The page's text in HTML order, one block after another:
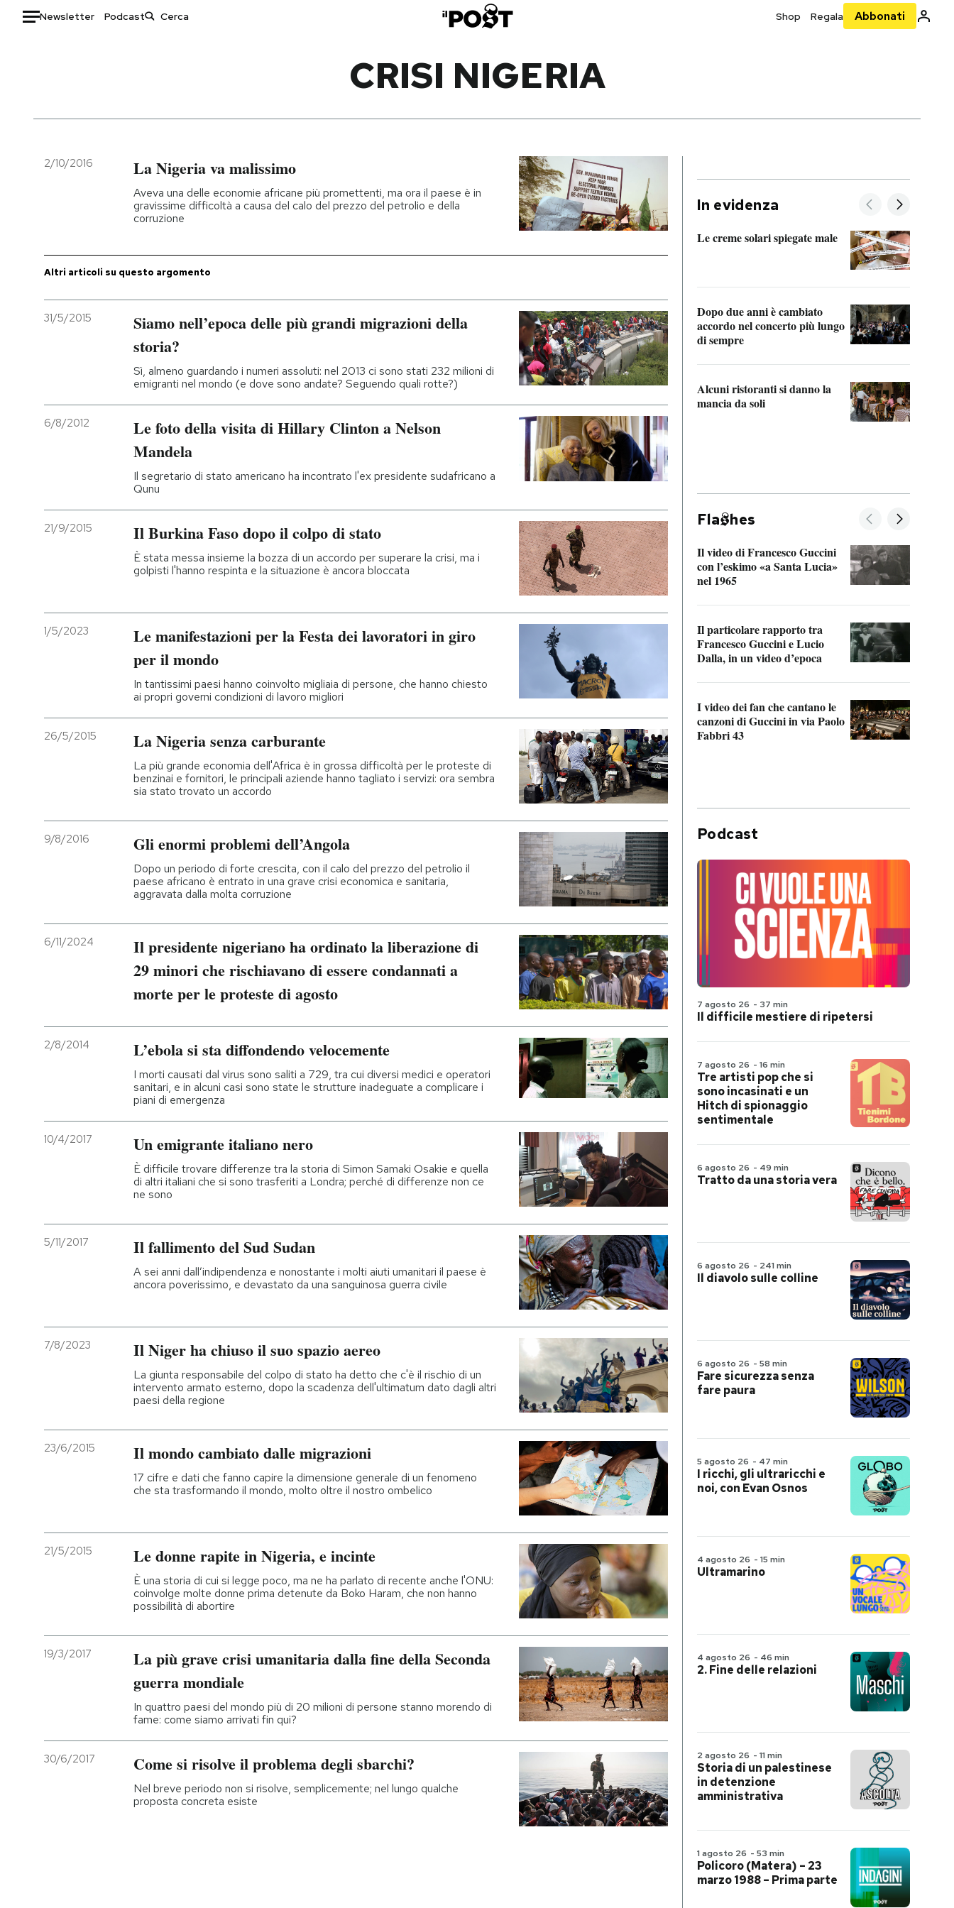
Newsletter Podcast Shop Regala Abbonati
Italia
Politica
Moda
Storie/Idee
Ok Boomer!
Media
CALENDARIO
AREA PERSONALE
Entra
CRISI NIGERIA
2/10/2016 La Nigeria va malissimo
Aveva una delle economie africane più promettenti, ma ora il paese è in
gravissime difficoltà a causa del calo del prezzo del petrolio e della
corruzione
Altri articoli su questo argomento
31/5/2015
Siamo nell’epoca delle più grandi migrazioni della
storia?
Sì, almeno guardando i numeri assoluti: nel 2013 ci sono stati 232 milioni di
emigranti nel mondo (e dove sono andate? Seguendo quali rotte?)
6/8/2012
Le foto della visita di Hillary Clinton a Nelson
Mandela
Il segretario di stato americano ha incontrato l'ex presidente sudafricano a
Qunu
21/9/2015 Il Burkina Faso dopo il colpo di stato
È stata messa insieme la bozza di un accordo per superare la crisi, ma i
golpisti l'hanno respinta e la situazione è ancora bloccata
1/5/2023
Le manifestazioni per la Festa dei lavoratori in giro
per il mondo
In tantissimi paesi hanno coinvolto migliaia di persone, che hanno chiesto
ai propri governi condizioni di lavoro migliori
26/5/2015 La Nigeria senza carburante
La più grande economia dell'Africa è in grossa difficoltà per le proteste di
benzinai e fornitori, le principali aziende hanno tagliato i servizi: ora sembra
sia stato trovato un accordo
9/8/2016 Gli enormi problemi dell’Angola
Dopo un periodo di forte crescita, con il calo del prezzo del petrolio il
paese africano è entrato in una grave crisi economica e sanitaria,
aggravata dalla molta corruzione
6/11/2024
Il presidente nigeriano ha ordinato la liberazione di
29 minori che rischiavano di essere condannati a
morte per le proteste di agosto
2/8/2014 L’ebola si sta diffondendo velocemente
I morti causati dal virus sono saliti a 729, tra cui diversi medici e operatori
sanitari, e in alcuni casi sono state le strutture inadeguate a complicare i
piani di emergenza
10/4/2017 Un emigrante italiano nero
È difficile trovare differenze tra la storia di Simon Samaki Osakie e quella
di altri italiani che si sono trasferiti a Londra; perché di differenze non ce
ne sono
5/11/2017 Il fallimento del Sud Sudan
A sei anni dall’indipendenza e nonostante i molti aiuti umanitari il paese è
ancora poverissimo, e devastato da una sanguinosa guerra civile
7/8/2023 Il Niger ha chiuso il suo spazio aereo
La giunta responsabile del colpo di stato ha detto che c'è il rischio di un
intervento armato esterno, dopo la scadenza dell'ultimatum dato dagli altri
paesi della regione
23/6/2015 Il mondo cambiato dalle migrazioni
17 cifre e dati che fanno capire la dimensione generale di un fenomeno
che sta trasformando il mondo, molto oltre il nostro ombelico
21/5/2015 Le donne rapite in Nigeria, e incinte
È una storia di cui si legge poco, ma ne ha parlato di recente anche l'ONU:
coinvolge molte donne prima detenute da Boko Haram, che non hanno
possibilità di abortire
19/3/2017
La più grave crisi umanitaria dalla fine della Seconda
guerra mondiale
In quattro paesi del mondo più di 20 milioni di persone stanno morendo di
fame: come siamo arrivati fin qui?
30/6/2017 Come si risolve il problema degli sbarchi?
Nel breve periodo non si risolve, semplicemente; nel lungo qualche
proposta concreta esiste
In evidenza
Le creme solari spiegate male
Dopo due anni è cambiato
accordo nel concerto più lungo
di sempre
Alcuni ristoranti si danno la
mancia da soli
Fla hes
Il video di Francesco Guccini
con l’eskimo «a Santa Lucia»
nel 1965
Il particolare rapporto tra
Francesco Guccini e Lucio
Dalla, in un video d’epoca
I video dei fan che cantano le
canzoni di Guccini in via Paolo
Fabbri 43
Podcast
7 agosto 26 - 37 min
Il difficile mestiere di ripetersi
7 agosto 26 - 16 min
Tre artisti pop che si
sono incasinati e un
Hitch di spionaggio
sentimentale
6 agosto 26 - 49 min
Tratto da una storia vera
6 agosto 26 - 241 min
Il diavolo sulle colline
6 agosto 26 - 58 min
Fare sicurezza senza
fare paura
5 agosto 26 - 47 min
I ricchi, gli ultraricchi e
noi, con Evan Osnos
4 agosto 26 - 15 min
Ultramarino
4 agosto 26 - 46 min
2. Fine delle relazioni
2 agosto 26 - 11 min
Storia di un palestinese
in detenzione
amministrativa
1 agosto 26 - 53 min
Policoro (Matera) – 23
marzo 1988 – Prima parte